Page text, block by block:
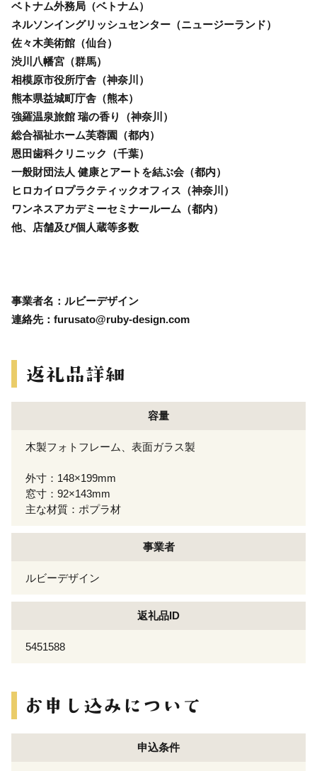
ベトナム外務局（ベトナム）
ネルソンイングリッシュセンター（ニュージーランド）
佐々木美術館（仙台）
渋川八幡宮（群馬）
相模原市役所庁舎（神奈川）
熊本県益城町庁舎（熊本）
強羅温泉旅館 瑞の香り（神奈川）
総合福祉ホーム芙蓉園（都内）
恩田歯科クリニック（千葉）
一般財団法人 健康とアートを結ぶ会（都内）
ヒロカイロプラクティックオフィス（神奈川）
ワンネスアカデミーセミナールーム（都内）
他、店舗及び個人蔵等多数
事業者名：ルビーデザイン
連絡先：furusato@ruby-design.com
容量
木製フォトフレーム、表面ガラス製
外寸：148×199mm
窓寸：92×143mm
主な材質：ポプラ材
事業者
ルビーデザイン
返礼品ID
5451588
申込条件